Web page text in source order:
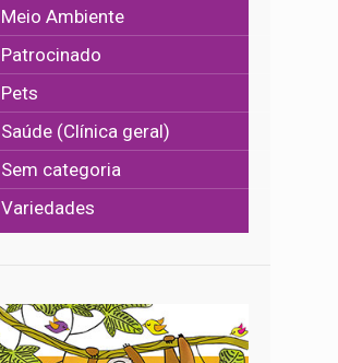
Meio Ambiente
Patrocinado
Pets
Saúde (Clínica geral)
Sem categoria
Variedades